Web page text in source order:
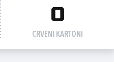
0
CRVENI KARTONI